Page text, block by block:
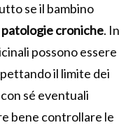
se il bambino
croniche. In
possono essere
il limite dei
sé eventuali
bene controllare le